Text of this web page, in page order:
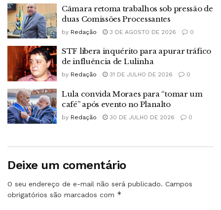
Câmara retoma trabalhos sob pressão de
duas Comissões Processantes
by Redação 3 DE AGOSTO DE 2026 0
STF libera inquérito para apurar tráfico
de influência de Lulinha
by Redação 31 DE JULHO DE 2026 0
Lula convida Moraes para “tomar um
café” após evento no Planalto
by Redação 30 DE JULHO DE 2026 0
Deixe um comentário
O seu endereço de e-mail não será publicado. Campos
obrigatórios são marcados com *